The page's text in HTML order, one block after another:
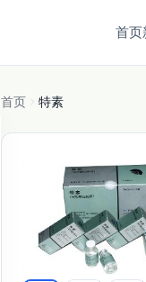
首页
首页 特素